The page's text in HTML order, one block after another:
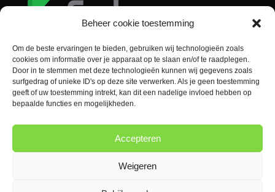
Beheer cookie toestemming
Om de beste ervaringen te bieden, gebruiken wij technologieën zoals
cookies om informatie over je apparaat op te slaan en/of te raadplegen.
Door in te stemmen met deze technologieën kunnen wij gegevens zoals
surfgedrag of unieke ID's op deze site verwerken. Als je geen toestemming
geeft of uw toestemming intrekt, kan dit een nadelige invloed hebben op
bepaalde functies en mogelijkheden.
Accepteren
Weigeren
Leveringsvoorwaarden